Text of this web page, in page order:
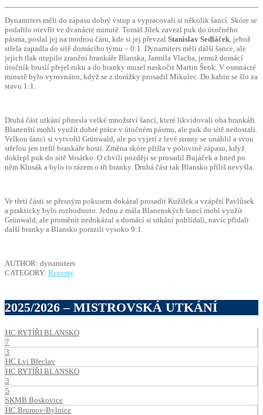
Dynamiters měli do zápasu dobrý vstup a vypracovali si několik šancí. Skóre se
podařilo otevřít ve dvanácté minutě. Tomáš Jílek zavezl puk do útočného
pásma, poslal jej na modrou čáru, kde si jej převzal Stanislav Sedláček, jehož
střela zapadla do sítě domácího týmu – 0:1. Dynamiters měli další šance, ale
jejich tlak otupilo zranění brankáře Blanska, Jarmila Vlacha, jemuž domácí
útočník bruslí přejel ruku a do branky musel naskočit Martin Šenk. V osmnácté
minutě bylo vyrovnáno, když se z dorážky prosadil Mikulec. Do kabin se šlo za
stavu 1:1.
Druhá část utkání přinesla velké množství šancí, které likvidovali oba brankáři.
Blanenští mohli využít dobré práce v útočném pásmu, ale puk do sítě nedostali.
Velkou šanci si vytvořil Grünwald, ale po vyjetí z levé strany se unáhlil a svou
střelou jen trefil brankáře hostí. Změna skóre přišla v polovině zápasu, když
doklepl puk do sítě Vosátko. O chvíli později se prosadil Bujáček a hned po
něm Klusák a bylo to rázem o tři branky. Druhá část tak Blansko příliš nevyšla.
Ve třetí části se přesným pokusem dokázal prosadit Kužílek a vzápětí Pavlůsek
a prakticky bylo rozhodnuto. Jednu z mála Blanenských šancí mohl využít
Grünwald, ale proměnit nedokázal a domácí si utkání pohlídali, navíc přidali
další branky a Blansko porazili vysoko 9:1.
AUTHOR: dynamiters
CATEGORY: Reporty
2025/2026 – MISTROVSKÁ UTKÁNÍ
HC RYTÍŘI BLANSKO
7
3
HC Lvi Břeclav
HC RYTÍŘI BLANSKO
3
5
SKMB Boskovice
HC Brumov-Bylnice